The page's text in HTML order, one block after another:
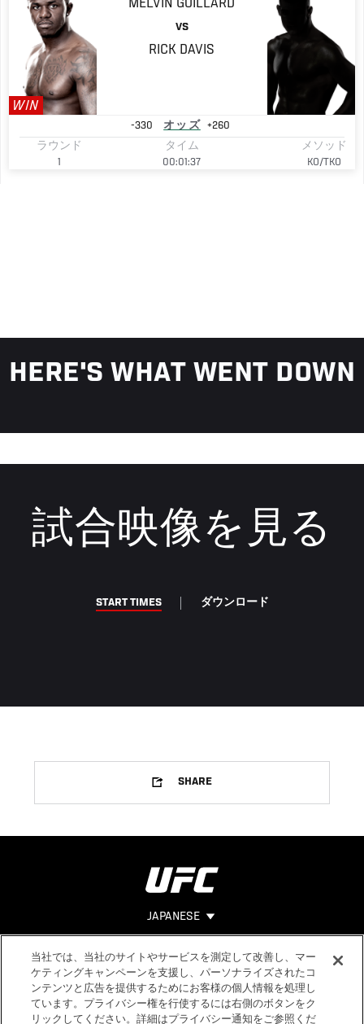
WIN
MELVIN GUILLARD
VS
RICK DAVIS
-330 オッズ
+260
ラウンド
1
タイム
00:01:37
メソッド
KO/TKO
HERE'S WHAT WENT DOWN
試合映像を見る
START TIMES ダウンロード
SHARE
JAPANESE
Footer ヘルプ
法的事項
利用規約
個人情報保
当社では、当社のサイトやサービスを測定して改善し、マー
ケティングキャンペーンを支援し、パーソナライズされたコ
ンテンツと広告を提供するためにお客様の個人情報を処理し
ています。プライバシー権を行使するには右側のボタンをク
リックしてください。詳細はプライバシー通知をご参照くだ